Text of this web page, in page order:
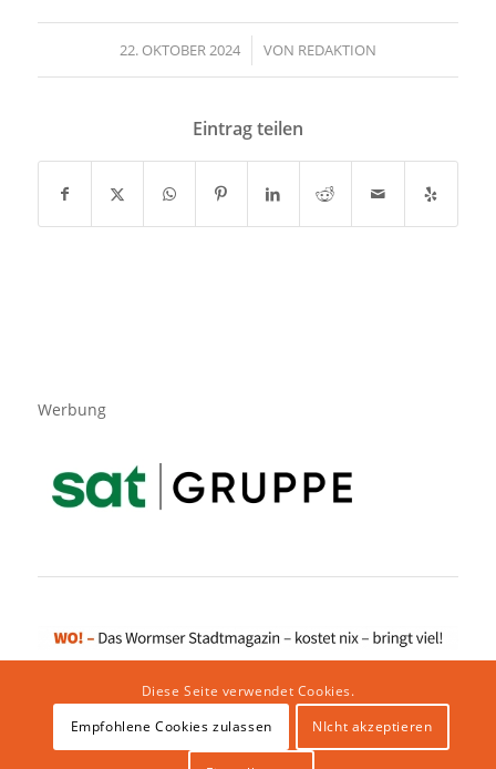
22. OKTOBER 2024
/ VON REDAKTION
Eintrag teilen
Werbung
Impressum|Datenschutzerklärung|Website von klicklabor.de |
Diese Seite verwendet Cookies.
Empfohlene Cookies zulassen
NIcht akzeptieren